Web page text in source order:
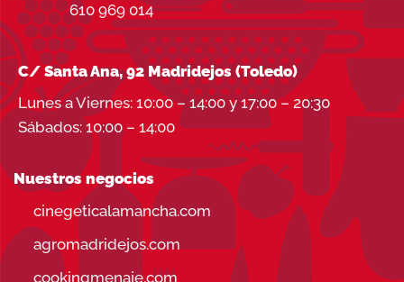
610 969 014
C/ Santa Ana, 92 Madridejos (Toledo)
Lunes a Viernes: 10:00 – 14:00 y 17:00 – 20:30
Sábados: 10:00 – 14:00
Nuestros negocios
cinegeticalamancha.com
agromadridejos.com
cookingmenaje.com